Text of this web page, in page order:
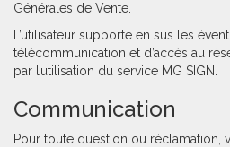
Générales de Vente.
L’utilisateur supporte en sus les
télécommunication et d’accès au
par l’utilisation du service MG SIGN.
Communication
Pour toute question ou réclamation,